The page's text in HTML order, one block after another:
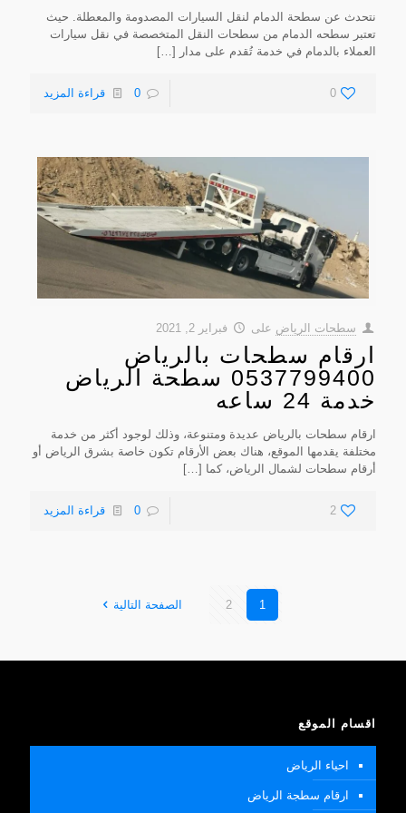
نتحدث عن سطحة الدمام لنقل السيارات المصدومة والمعطلة. حيث
تعتبر سطحه الدمام من سطحات النقل المتخصصة في نقل سيارات
العملاء بالدمام في خدمة تُقدم على مدار […]
0
0 قراءة المزيد
سطحات الرياض على فبراير 2, 2021
ارقام سطحات بالرياض
0537799400 سطحة الرياض
خدمة 24 ساعه
ارقام سطحات بالرياض عديدة ومتنوعة، وذلك لوجود أكثر من خدمة
مختلفة يقدمها الموقع، هناك بعض الأرقام تكون خاصة بشرق الرياض أو
أرقام سطحات لشمال الرياض، كما […]
2
0 قراءة المزيد
1
2 الصفحة التالية
اقسام الموقع
احياء الرياض
ارقام سطجة الرياض